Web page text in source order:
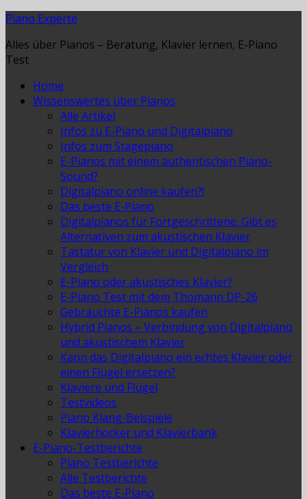
Piano Experte
Alles über Pianos – Beratung, Klavier lernen, E-Piano
Test
Home
Wissenswertes über Pianos
Alle Artikel
Infos zu E-Piano und Digitalpiano
Infos zum Stagepiano
E-Pianos mit einem authentischen Piano-
Sound?
Digitalpiano online kaufen?!
Das beste E-Piano
Digitalpianos für Fortgeschrittene: Gibt es
Alternativen zum akustischen Klavier
Tastatur von Klavier und Digitalpiano im
Vergleich
E-Piano oder akustisches Klavier?
E-Piano Test mit dem Thomann DP-26
Gebrauchte E-Pianos kaufen
Hybrid Pianos – Verbindung von Digitalpiano
und akustischem Klavier
Kann das Digitalpiano ein echtes Klavier oder
einen Flügel ersetzen?
Klaviere und Flügel
Testvideos
Piano Klang-Beispiele
Klavierhocker und Klavierbank
E-Piano-Testberichte
Piano Testberichte
Alle Testberichte
Das beste E-Piano